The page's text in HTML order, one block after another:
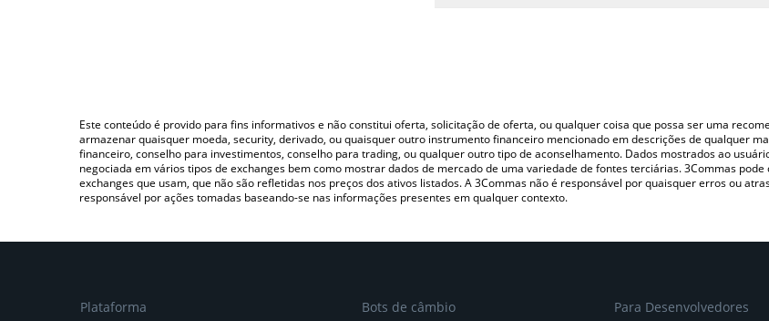
Este conteúdo é provido para fins informativos e não constitui oferta, solicitação de oferta, ou qualquer coisa que possa ser uma
armazenar quaisquer moeda, security, derivado, ou quaisquer outro instrumento financeiro mencionado em descrições de qualquer
financeiro, conselho para investimentos, conselho para trading, ou qualquer outro tipo de aconselhamento. Dados mostrados ao
negociada em vários tipos de exchanges bem como mostrar dados de mercado de uma variedade de fontes terciárias. 3Commas
exchanges que usam, que não são refletidas nos preços dos ativos listados. A 3Commas não é responsável por quaisquer erros ou
responsável por ações tomadas baseando-se nas informações presentes em qualquer contexto.
Plataforma Bots de câmbio Para Desenvolvedores